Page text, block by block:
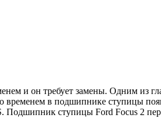
и он требует замены. Одним из
временем в подшипнике ступицы
Подшипник ступицы Ford Focus 2